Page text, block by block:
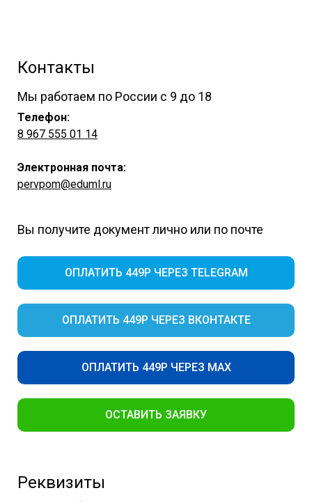
Контакты
Мы работаем по России с 9 до 18
Телефон:
8 967 555 01 14
Электронная почта:
pervpom@eduml.ru
Вы получите документ лично или по почте
ОПЛАТИТЬ 449Р ЧЕРЕЗ TELEGRAM
ОПЛАТИТЬ 449Р ЧЕРЕЗ ВКОНТАКТЕ
ОПЛАТИТЬ 449Р ЧЕРЕЗ MAX
ОСТАВИТЬ ЗАЯВКУ
Реквизиты